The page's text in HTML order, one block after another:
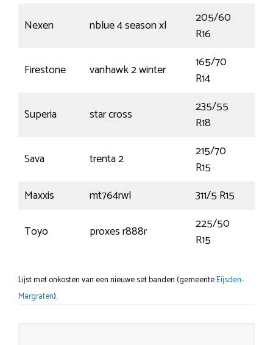
Nexen nblue 4 season xl
205/60
R16
Firestone vanhawk 2 winter
165/70
R14
Superia star cross
235/55
R18
Sava trenta 2
215/70
R15
Maxxis
mt764rwl 311/5 R15
Toyo
proxes r888r
225/50
R15
Lijst met onkosten van een nieuwe set banden (gemeenteEijsden-
Margraten).